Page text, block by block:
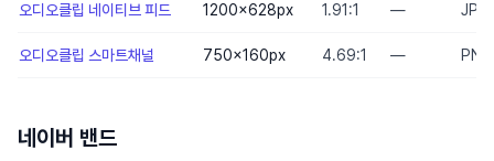
오디오클립 네이티브 피드 1200×628px 1.91:1 —
오디오클립 스마트채널 750×160px 4.69:1 — PNG
네이버 밴드